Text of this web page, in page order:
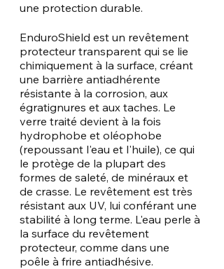
une protection durable.
EnduroShield est un revêtement
protecteur transparent qui se lie
chimiquement à la surface, créant
une barrière antiadhérente
résistante à la corrosion, aux
égratignures et aux taches. Le
verre traité devient à la fois
hydrophobe et oléophobe
(repoussant l'eau et l'huile), ce qui
le protège de la plupart des
formes de saleté, de minéraux et
de crasse. Le revêtement est très
résistant aux UV, lui conférant une
stabilité à long terme. L'eau perle à
la surface du revêtement
protecteur, comme dans une
poêle à frire antiadhésive.